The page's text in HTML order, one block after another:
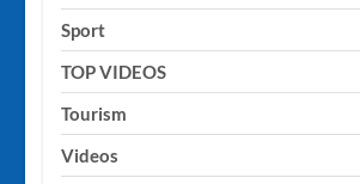
Sport
TOP VIDEOS
Tourism
Videos